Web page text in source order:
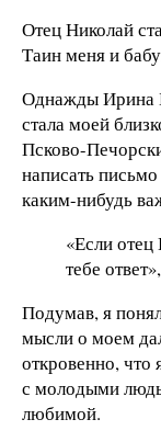
Отец Николай
Таин меня и
Однажды Ирина
стала моей
Псково-
написать
каким-нибудь
«Если
тебе
Подумав, я
мысли о моем
откровенно, что
с молодыми
любимой.